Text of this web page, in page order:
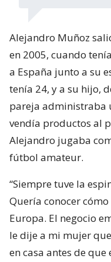
Alejandro Muñoz
en 2005, cuando
a España junto a su
tenía 24, y a su hijo,
pareja administraba
vendía productos al
Alejandro jugaba
fútbol amateur.
“Siempre tuve la
Quería conocer
Europa. El negocio
le dije a mi mujer
en casa antes de que